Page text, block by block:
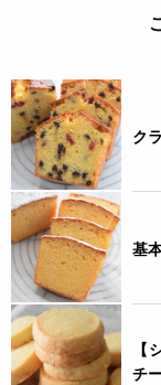
ク
基
【
チ